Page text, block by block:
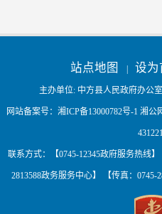
站点地图 | 设为
主办单位: 中方县人民政府办公
网站备案号： 湘ICP备13000782号-1 湘公
联系方式：【0745-12345政府服务热线
2813588政务服务中心】 【传真：0745-